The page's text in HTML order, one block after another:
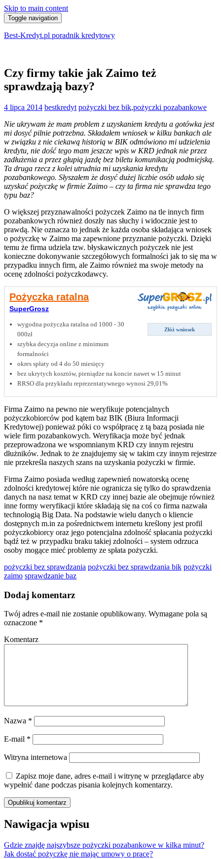
Skip to main content
Toggle navigation
Best-Kredyt.pl poradnik kredytowy
Czy firmy takie jak Zaimo też
sprawdzają bazy?
4 lipca 2014 bestkredyt pożyczki bez bik,pożyczki pozabankowe
Nie ukrywam że mam problem z uzyskaniem kredytu a gotówka jest
mi dosyć pilnie potrzebna. Składałem wniosek w kilku bankach ale
w związku z nie ciekawą historią w BIK odmówiono mi udzielenia
kredytu, nie dość tego mam jeszcze wpis w KRD jednak nie przez
zadłużenia a przez głupią jazdę bez biletu komunikacją podmiejską.
Ta druga rzecz z kolei utrudnia mi uzyskania kredytu
pozabankowego. Słyszałem że dosyć dużej liczbie osób udało się
uzyskać pożyczkę w firmie Zaimo – czy ta firma nie sprawdza tego
typu baz?
O większej przyznawalności pożyczek Zaimo na tle innych firm
pozabankowych również doszły nas słuchy i widocznie jest to
prawdą. Nie oznacza to jednak że każda osoba składająca wniosek
o pożyczkę w Zaimo ma zapewnione przyznanie pożyczki. Dzięki
temu że firma udziela tzw. błyskawicznych pożyczek nie jest
konieczne dokonywanie szczegółowych formalności jak to się ma w
przypadku innych firm, ale Zaimo również ma swoje metody na
ocenę zdolności pożyczkodawcy.
Pożyczka ratalna
SuperGrosz
Złóż wniosek
wygodna pożyczka ratalna od 1000 - 30
000zł
szybka decyzja online z minimum
formalności
okres spłaty od 4 do 50 miesięcy
bez ukrytych kosztów, pieniądze na koncie nawet w 15 minut
RRSO dla przykładu reprezentatywnego wynosi 29,01%
Firma Zaimo na pewno nie weryfikuje potencjalnych
pożyczkobiorców pod kątem baz BIK (Biura Informacji
Kredytowej) ponieważ póki co współpracę z tą bazą posiada nie
wiele firm pozabankowych. Weryfikacja może być jednak
przeprowadzona we wspomnianym KRD czy innym rejestru
dłużników. Jednak to że znajdujemy się w takim czy innym rejestrze
nie przekreśla naszych szans na uzyskania pożyczki w firmie.
Firma Zaimo posiada według zapewnień nowatorską ocenę
zdolności kredytowej które nie ogranicza się tylko do sprawdzenia
danych na nasz temat w KRD czy innej bazie ale obejmuje również
inne formy weryfikacji które składają się na coś co firma nazwała
technologią Big Data. Na podstawie wielu danych o kliencie
dostępnych m.in za pośrednictwem internetu kreślony jest profil
pożyczkobiorcy oraz jego potencjalna zdolność spłacania pożyczki
bądź też w przypadku braku takiej zdolności – system odrzuca
osoby mogące mieć problemy ze spłata pożyczki.
pożyczki bez sprawdzania pożyczki bez sprawdzania bik pożyczki
zaimo sprawdzanie baz
Dodaj komentarz
Twój adres e-mail nie zostanie opublikowany. Wymagane pola są
oznaczone *
Komentarz
Nazwa *
E-mail *
Witryna internetowa
Zapisz moje dane, adres e-mail i witrynę w przeglądarce aby
wypełnić dane podczas pisania kolejnych komentarzy.
Nawigacja wpisu
Gdzie znajdę najszybsze pożyczki pozabankowe w kilka minut?
Jak dostać pożyczkę nie mając umowy o pracę?